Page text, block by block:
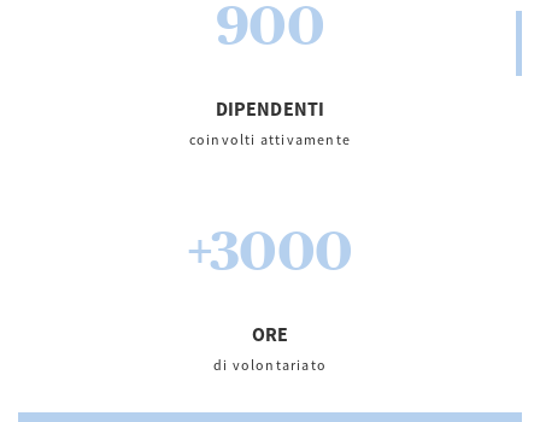
900
DIPENDENTI
coinvolti attivamente
+3000
ORE
di volontariato